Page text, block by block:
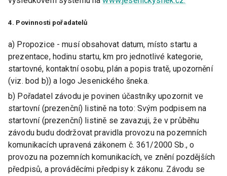
4. Povinnosti pořadatelů
a) Propozice - musí obsahovat datum, místo startu a
prezentace, hodinu startu, km pro jednotlivé kategorie,
startovné, kontaktní osobu, plán a popis tratě, upozornění
(viz. bod b)) a logo Jesenického šneka.
b) Pořadatel závodu je povinen účastníky upozornit ve
startovní (prezenční) listině na toto: Svým podpisem na
startovní (prezenční) listině se zavazuji, že v průběhu
závodu budu dodržovat pravidla provozu na pozemních
komunikacích upravená zákonem č. 361/2000 Sb., o
provozu na pozemních komunikacích, ve znění pozdějších
předpisů, a prováděcími předpisy k zákonu. Závodu se